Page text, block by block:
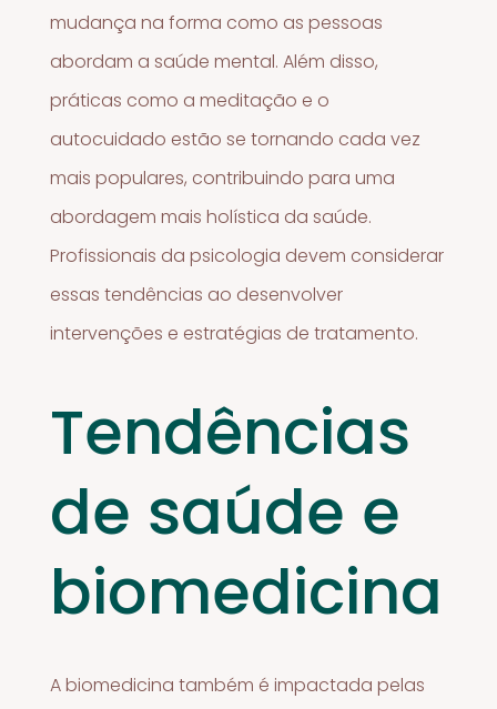
mudança na forma como as pessoas
abordam a saúde mental. Além disso,
práticas como a meditação e o
autocuidado estão se tornando cada vez
mais populares, contribuindo para uma
abordagem mais holística da saúde.
Profissionais da psicologia devem considerar
essas tendências ao desenvolver
intervenções e estratégias de tratamento.
Tendências
de saúde e
biomedicina
A biomedicina também é impactada pelas